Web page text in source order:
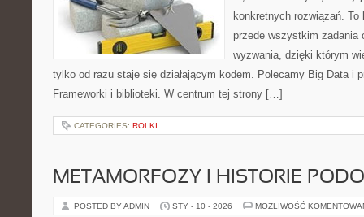
konkretnych rozwiązań.
przede wszystkim zadania
wyzwania, dzięki którym
tylko od razu staje się działającym kodem. Polecamy Big Data i
Frameworki i biblioteki. W centrum tej strony […]
CATEGORIES: ROLKI
METAMORFOZY I HISTORIE
POSTED BY ADMIN STY - 10 - 2026 MOŻLIWOŚĆ